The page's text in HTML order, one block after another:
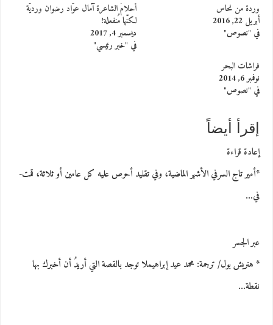
وردة من نحاس
أبريل 22, 2016
في "نصوص"
أحلامُ الشاعرة آمال عوّاد رضوان ورديّة
لكنّها مُنفعلة!
ديسمبر 4, 2017
في "خبر رئيسي"
فراشات البحر
نوفمبر 6, 2014
في "نصوص"
إقرأ أيضاً
إعادة قراءة
*أمير تاج السرفي الأشهر الماضية، وفي تقليد أحرص عليه كل عامين أو ثلاثة، قمت-
في…
عبر الجسر
* هنريش بول/ ترجمة: محمد عيد إبراهيملا توجد بالقصة التي أريدُ أن أخبرك بها
نقطة…